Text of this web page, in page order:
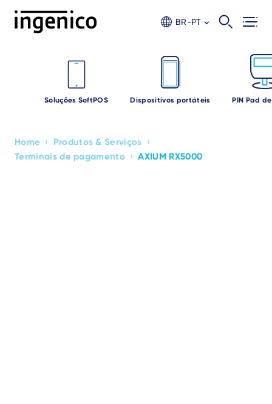
BR-PT
Soluções SoftPOS Dispositivos portáteis PIN Pad
Breadcrumb
Home › Produtos & Serviços ›
Terminais de pagamento › AXIUM RX5000